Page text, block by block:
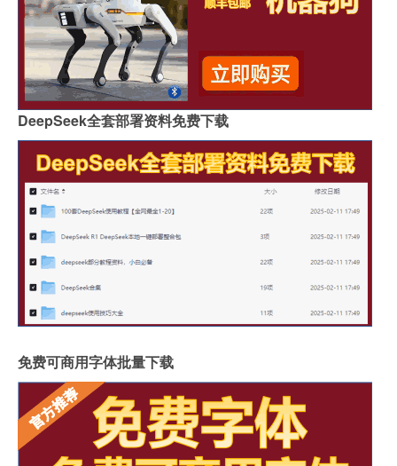
DeepSeek全套部署资料免费下载
免费可商用字体批量下载